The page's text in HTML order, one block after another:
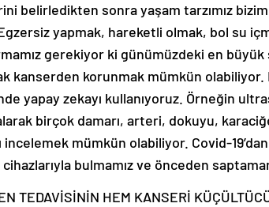
belirledikten sonra yaşam tarzımız
yapmak, hareketli olmak, bol su
gerekiyor ki günümüzdeki en
kanserden korunmak mümkün olabiliyor.
yapay zekayı kullanıyoruz. Örneğin
birçok damarı, arteri, dokuyu,
incelemek mümkün olabiliyor. Covid-
bulmamız ve önceden
TEDAVİSİNİN HEM KANSERİ